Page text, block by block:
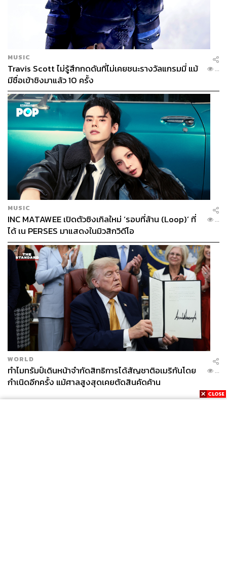
MUSIC
Travis Scott ไม่รู้สึกกดดันที่ไม่เคยชนะรางวัลแกรมมี่ แม้
มีชื่อเข้าชิงมาแล้ว 10 ครั้ง
...
MUSIC
INC MATAWEE เปิดตัวซิงเกิลใหม่ ‘รอบที่ล้าน (Loop)’ ที่
ได้ เน PERSES มาแสดงในมิวสิกวิดีโอ
...
WORLD
ทำไมทรัมป์เดินหน้าจำกัดสิทธิการได้สัญชาติอเมริกันโดย
กำเนิดอีกครั้ง แม้ศาลสูงสุดเคยตัดสินคัดค้าน
...